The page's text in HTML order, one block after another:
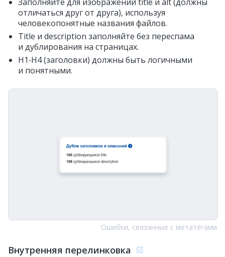
отличаться друг от друга), используя
человекопонятные названия файлов.
Title и description заполняйте без переспама
и дублирования на страницах.
H1‑H4 (заголовки) должны быть логичными
и понятными.
Ошибки, связанные с метатегами
Внутренняя перелинковка